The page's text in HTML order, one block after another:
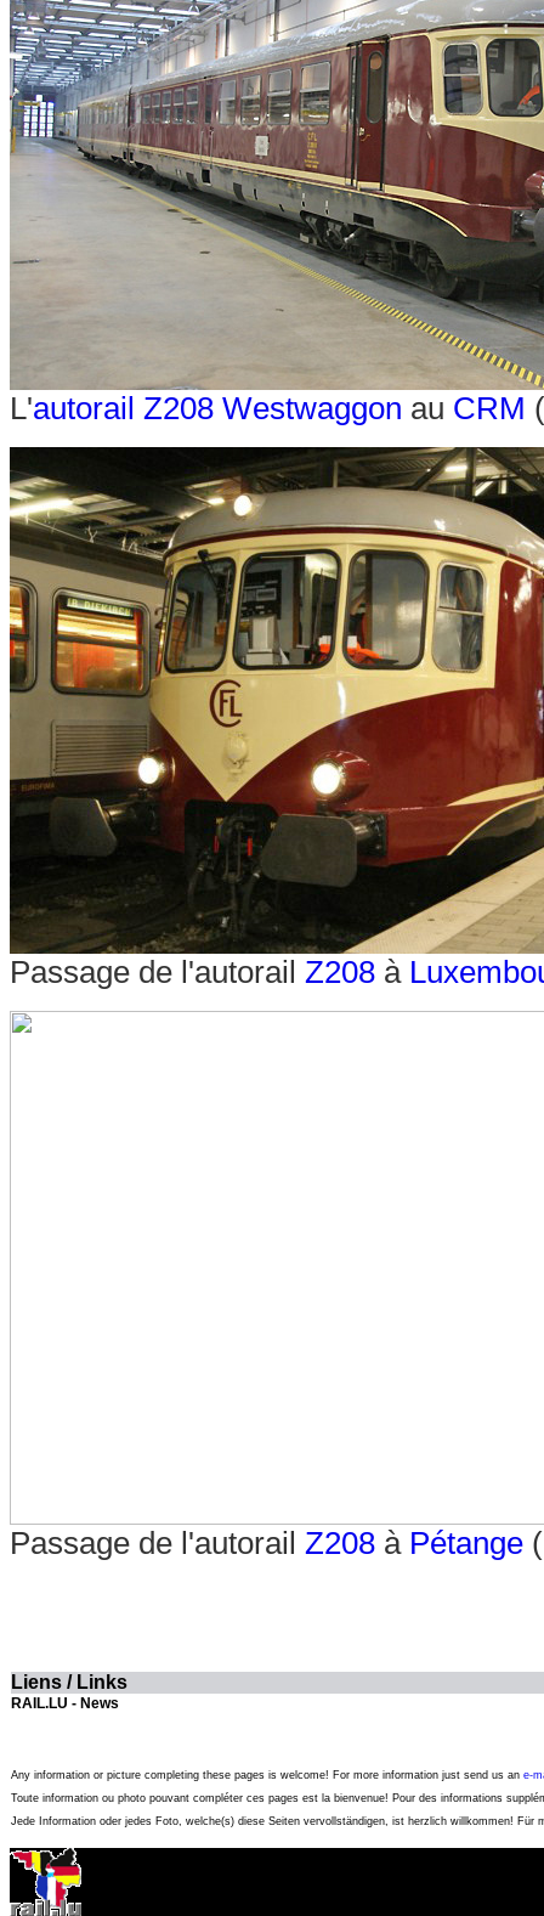
L'autorail Z208 Westwaggon au CRM
Passage de l'autorail Z208 à
Passage de l'autorail Z208 à Pétange
Liens / Links
RAIL.LU - News
Any information or picture completing these pages is welcome! For more information just send us an e-
Toute information ou photo pouvant compléter ces pages est la bienvenue! Pour des informations
Jede Information oder jedes Foto, welche(s) diese Seiten vervollständigen, ist herzlich willkommen! Für